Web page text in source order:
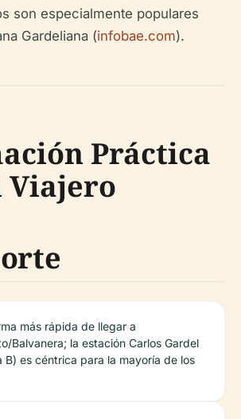
son especialmente populares
Gardeliana (infobae.com).
Práctica
Viajero
más rápida de llegar a
Balvanera; la estación Carlos Gardel
B) es céntrica para la mayoría de los